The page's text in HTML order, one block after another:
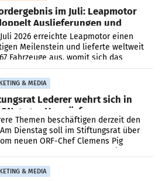
im Juli: Leapmotor
Auslieferungen und
die 100.000er-Marke
2026 erreichte Leapmotor einen
Meilenstein und lieferte weltweit
Fahrzeuge aus, womit sich das
gegenüber Juli 2025 mehr als
(+102
& MEDIA
Lederer wehrt sich in
SN gegen Vorwürfe
Themen beschäftigen derzeit den
Am Dienstag soll im Stiftungsrat über
neuen ORF-Chef Clemens Pig
& MEDIA